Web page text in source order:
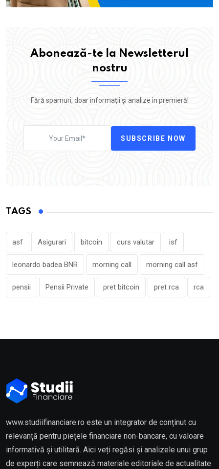
Abonează-te la Newsletterul
nostru
Fără spamuri, doar informații și analize în premieră!
SUBSCRIBE NOW
TAGS
asf Asigurari bitcoin curs valutar isf
leonardo badea BNR morning call morning call asf
pensii Pensii Private pret bitcoin pret rca rca
www.studiifinanciare.ro este un integrator de conținut cu
relevanță pentru piețele financiare non-bancare, cu valoare
informativă și utilitară. Aici veți regăsi și analizele unui grup
de experți care semnează materiale editoriale de actualitate